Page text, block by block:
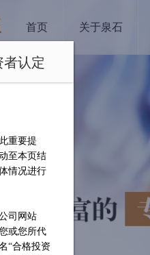
认定
重要提
至本页结
情况进行
司网站
或您所代
“合格投资
首页 关于泉石